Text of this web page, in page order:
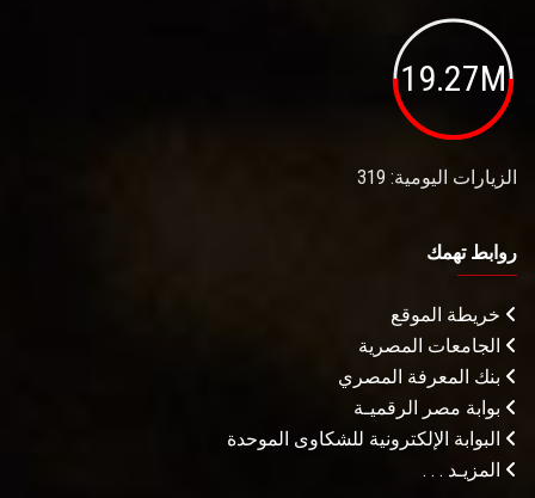
19.27M
الزيارات اليومية: 319
روابط تهمك
خريطة الموقع
الجامعات المصرية
بنك المعرفة المصري
بوابة مصر الرقميـة
البوابة الإلكترونية للشكاوى الموحدة
المزيـد . . .